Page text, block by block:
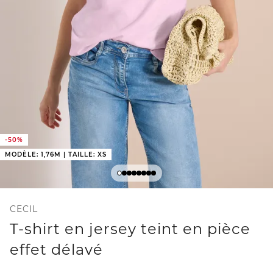
-50%
MODÈLE: 1,76M | TAILLE: XS
CECIL
T-shirt en jersey teint en pièce
effet délavé